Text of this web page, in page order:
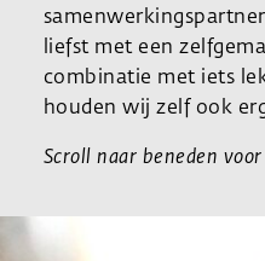
liefst met een
combinatie met iets
houden wij zelf ook
Scroll naar beneden